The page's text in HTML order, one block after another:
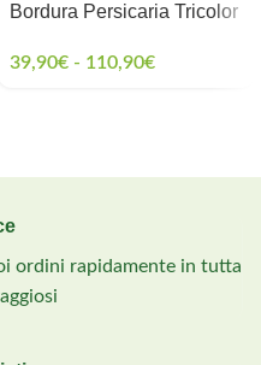
Bordura Persicaria Tricolor
39,90€ - 110,90€
ordini rapidamente in tutta